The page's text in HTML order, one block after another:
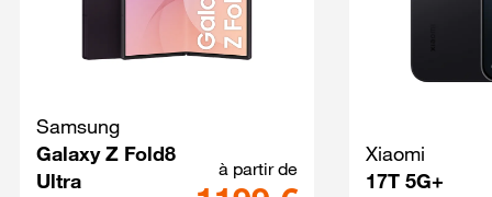
Samsung
Galaxy Z Fold8
Ultra
Galaxy Z Fold8 Ultra
à partir de
Xiaomi
17T 5G+